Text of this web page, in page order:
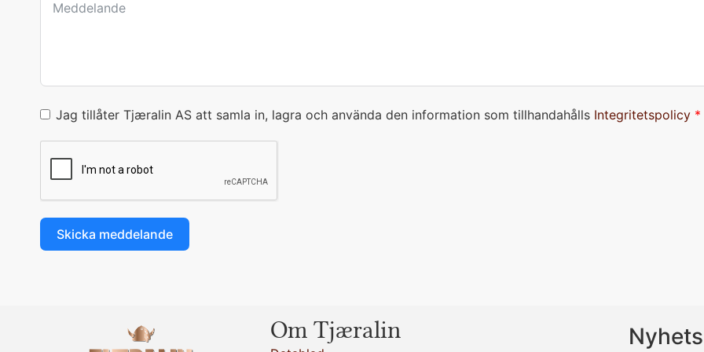
Jag tillåter Tjæralin AS att samla in, lagra och använda den information som tillhandahålls Integritetspolicy *
Skicka meddelande
Om Tjæralin